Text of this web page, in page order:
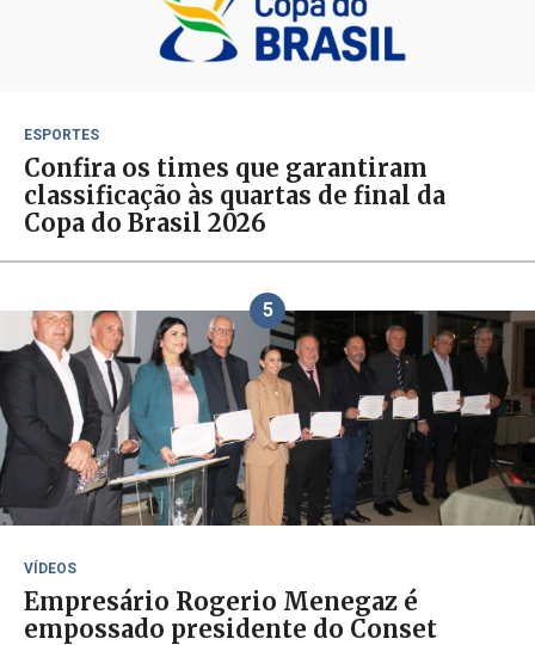
ESPORTES
Confira os times que garantiram
classificação às quartas de final da
Copa do Brasil 2026
5
VÍDEOS
Empresário Rogerio Menegaz é
empossado presidente do Conset